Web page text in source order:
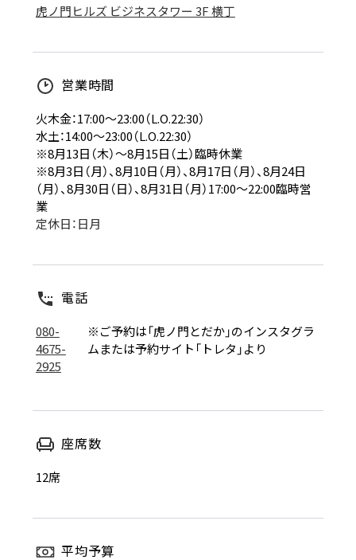
虎ノ門ヒルズ ビジネスタワー 3F 横丁
営業時間
火木金：17:00～23:00（L.O.22:30）
水土：14:00～23:00（L.O.22:30）
※8月13日（木）～8月15日（土）臨時休業
※8月3日（月）、8月10日（月）、8月17日（月）、8月24日
（月）、8月30日（日）、8月31日（月）17:00～22:00臨時営
業
定休日：日月
電話
080-
4675-
2925
※ご予約は「虎ノ門とだか」のインスタグラ
ムまたは予約サイト「トレタ」より
座席数
12席
平均予算